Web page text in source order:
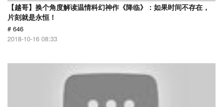
【越哥】换个角度解读温情科幻神作《降临》：如果时间不存在，
片刻就是永恒！
# 646
2018-10-16 08:33